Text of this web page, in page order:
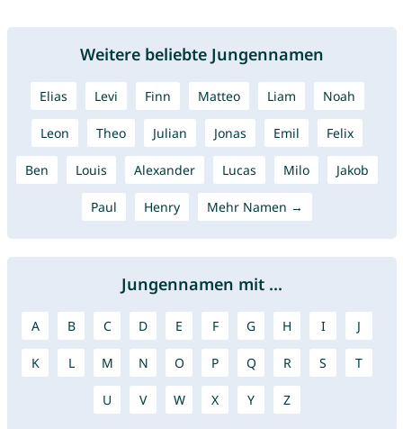
Weitere beliebte Jungennamen
Elias Levi Finn Matteo Liam Noah
Leon Theo Julian Jonas Emil Felix
Ben Louis Alexander Lucas Milo Jakob
Paul Henry Mehr Namen →
Jungennamen mit ...
A B C D E F G H I J
K L M N O P Q R S T
U V W X Y Z